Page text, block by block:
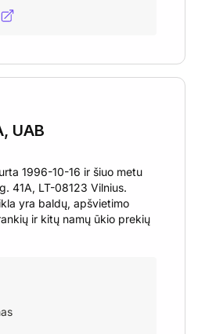
UAB
1996-10-16 ir šiuo metu
41A, LT-08123 Vilnius.
yra baldų, apšvietimo
ir kitų namų ūkio prekių